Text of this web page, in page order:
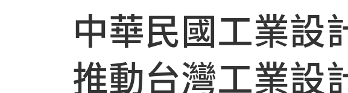
中華民國工業設
推動台灣工業設